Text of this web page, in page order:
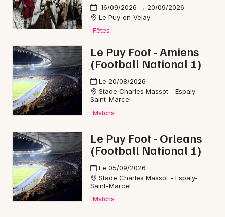
Newsletter des sorties
Actus à Mende
Magazine à Mende
Choisir mes départements
16/09/2026 → 20/09/2026
Le Puy-en-Velay
Fêtes
Le Puy Foot - Amiens
(Football National 1)
Le 20/08/2026
Stade Charles Massot - Espaly-
Saint-Marcel
Matchs
Le Puy Foot - Orleans
(Football National 1)
Le 05/09/2026
Stade Charles Massot - Espaly-
Saint-Marcel
Matchs